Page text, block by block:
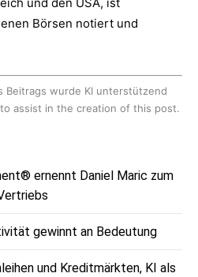
Börsen notiert und
Beitrags wurde KI unterstützend
assist in the creation of this post.
ernennt Daniel Maric zum
gewinnt an Bedeutung
und Kreditmärkten, KI als